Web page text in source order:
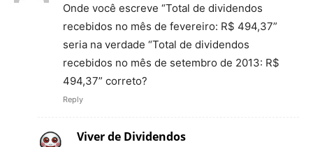
Onde você escreve “Total de dividendos
recebidos no mês de fevereiro: R$ 494,37”
seria na verdade “Total de dividendos
recebidos no mês de setembro de 2013: R$
494,37” correto?
Reply
Viver de Dividendos